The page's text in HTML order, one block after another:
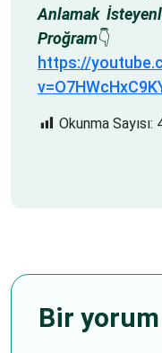
Anlamak
Proğram👇
https://
Okunma Sayısı:
Bir yorum